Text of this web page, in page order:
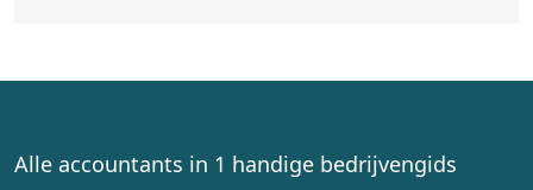
Alle accountants in 1 handige bedrijvengids